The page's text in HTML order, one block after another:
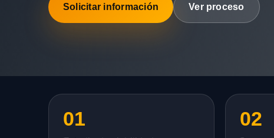
Solicitar información Ver proceso
01 02